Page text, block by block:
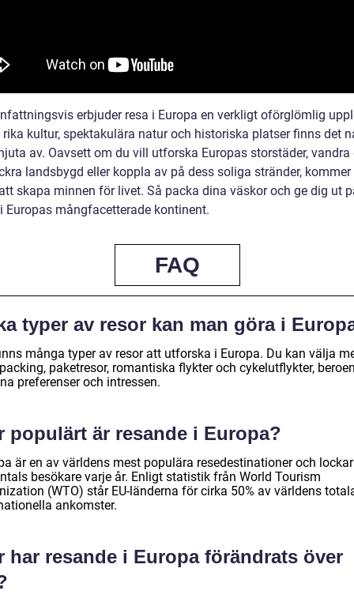
erbjuder resa i Europa en verkligt oförglömlig
rika kultur, spektakulära natur och historiska platser finns det
av. Oavsett om du vill utforska Europas storstäder, vandra
landsbygd eller koppla av på dess soliga stränder, kommer
skapa minnen för livet. Så packa dina väskor och ge dig ut
Europas mångfacetterade kontinent.
FAQ
typer av resor kan man göra i
många typer av resor att utforska i Europa. Du kan välja
paketresor, romantiska flykter och cykelutflykter,
preferenser och intressen.
populärt är resande i Europa?
är en av världens mest populära resedestinationer och lockar
besökare varje år. Enligt statistik från World Tourism
(WTO) står EU-länderna för cirka 50% av världens
ankomster.
har resande i Europa förändrats över